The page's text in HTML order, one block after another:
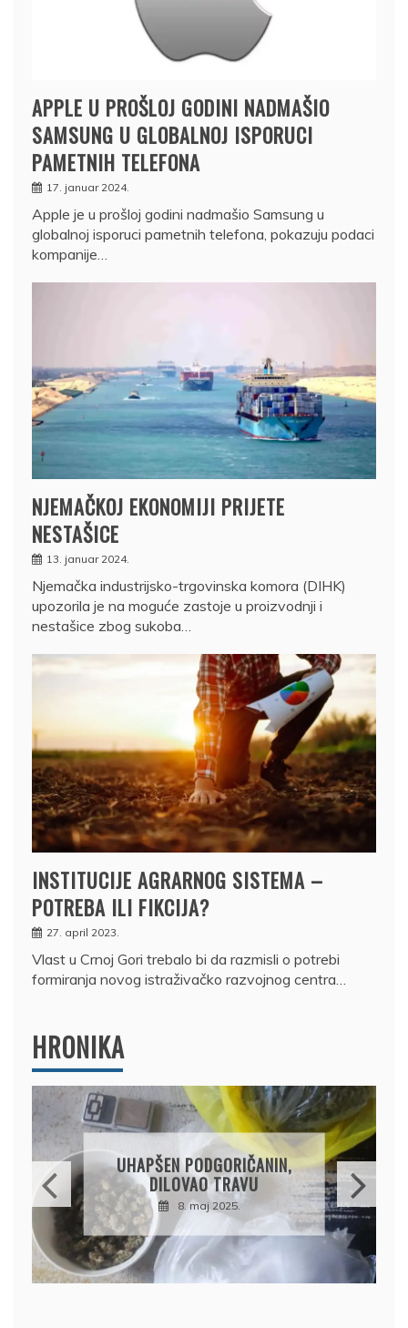
APPLE U PROŠLOJ GODINI NADMAŠIO
SAMSUNG U GLOBALNOJ ISPORUCI
PAMETNIH TELEFONA
17. januar 2024.
Apple je u prošloj godini nadmašio Samsung u
globalnoj isporuci pametnih telefona, pokazuju podaci
kompanije…
NJEMAČKOJ EKONOMIJI PRIJETE
NESTAŠICE
13. januar 2024.
Njemačka industrijsko-trgovinska komora (DIHK)
upozorila je na moguće zastoje u proizvodnji i
nestašice zbog sukoba…
INSTITUCIJE AGRARNOG SISTEMA –
POTREBA ILI FIKCIJA?
27. april 2023.
Vlast u Crnoj Gori trebalo bi da razmisli o potrebi
formiranja novog istraživačko razvojnog centra…
HRONIKA
DRŽAVLJANIN RUSIJE
OSUMNJIČEN DA JE
PRODAO TUĐI BMW,
DRŽAVU NAPUSTIO
BRODOM
12. februar 2025.